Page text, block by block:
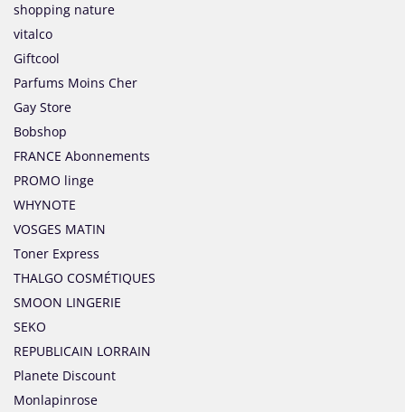
shopping nature
vitalco
Giftcool
Parfums Moins Cher
Gay Store
Bobshop
FRANCE Abonnements
PROMO linge
WHYNOTE
VOSGES MATIN
Toner Express
THALGO COSMÉTIQUES
SMOON LINGERIE
SEKO
REPUBLICAIN LORRAIN
Planete Discount
Monlapinrose